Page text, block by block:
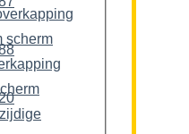
val-arm scherm
scherm